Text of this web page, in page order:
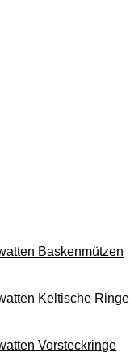
Basken­mützen
Keltische Ringe
Vorsteck­ringe